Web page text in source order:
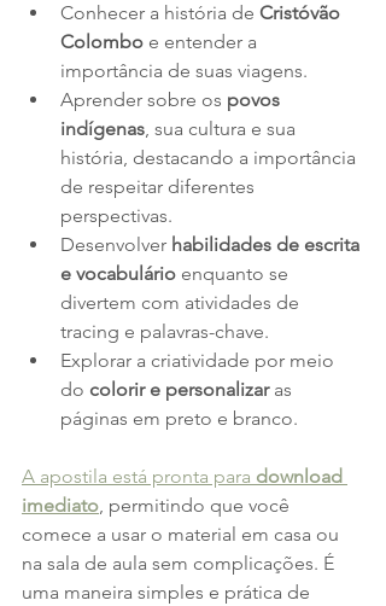
Conhecer a história de Cristóvão
Colombo e entender a
importância de suas viagens.
Aprender sobre os povos
indígenas, sua cultura e sua
história, destacando a importância
de respeitar diferentes
perspectivas.
Desenvolver habilidades de escrita
e vocabulário enquanto se
divertem com atividades de
tracing e palavras-chave.
Explorar a criatividade por meio
do colorir e personalizar as
páginas em preto e branco.
A apostila está pronta para download
imediato, permitindo que você
comece a usar o material em casa ou
na sala de aula sem complicações. É
uma maneira simples e prática de